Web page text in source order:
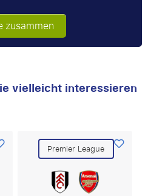
zusammen
vielleicht interessieren
Premier League